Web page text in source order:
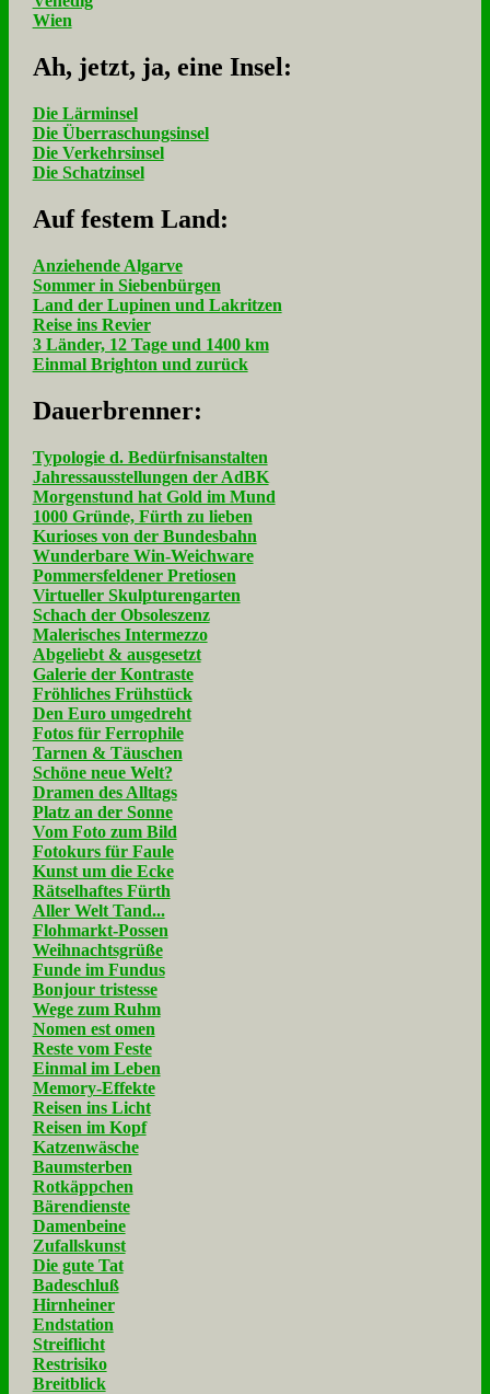
Wien
Ah, jetzt, ja, ei­ne In­sel:
Die Lärminsel
Die Überraschungsinsel
Die Verkehrsinsel
Die Schatzinsel
Auf fe­stem Land:
Anziehende Algarve
Sommer in Siebenbürgen
Land der Lupinen und Lakritzen
Reise ins Revier
3 Länder, 12 Tage und 1400 km
Einmal Brighton und zurück
Dau­er­bren­ner:
Typologie d. Bedürfnisanstalten
Jahressausstellungen der AdBK
Morgenstund hat Gold im Mund
1000 Gründe, Fürth zu lieben
Kurioses von der Bundesbahn
Wunderbare Win-Weichware
Pommersfeldener Pretiosen
Virtueller Skulpturengarten
Schach der Obsoleszenz
Malerisches Intermezzo
Abgeliebt & ausgesetzt
Galerie der Kontraste
Fröhliches Frühstück
Den Euro umgedreht
Fotos für Ferrophile
Tarnen & Täuschen
Schöne neue Welt?
Dramen des Alltags
Platz an der Sonne
Vom Foto zum Bild
Fotokurs für Faule
Kunst um die Ecke
Rätselhaftes Fürth
Aller Welt Tand...
Flohmarkt-Possen
Weihnachtsgrüße
Funde im Fundus
Bonjour tristesse
Wege zum Ruhm
Nomen est omen
Reste vom Feste
Einmal im Leben
Memory-Effekte
Reisen ins Licht
Reisen im Kopf
Katzenwäsche
Baumsterben
Rotkäppchen
Bärendienste
Damenbeine
Zufallskunst
Die gute Tat
Badeschluß
Hirnheiner
Endstation
Streiflicht
Restrisiko
Breitblick